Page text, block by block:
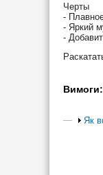
Черты
-
- Яркий
-
Вимоги:
Як